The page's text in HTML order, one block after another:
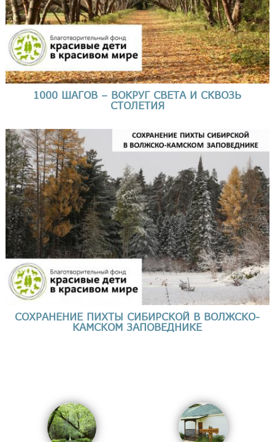
1000 ШАГОВ – ВОКРУГ СВЕТА И СКВОЗЬ
СТОЛЕТИЯ
СОХРАНЕНИЕ ПИХТЫ СИБИРСКОЙ В ВОЛЖСКО-
КАМСКОМ ЗАПОВЕДНИКЕ